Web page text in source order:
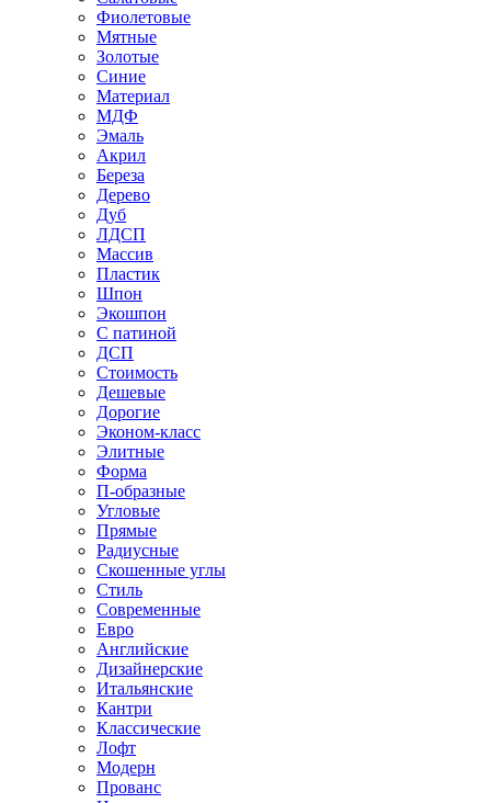
Фиолетовые
Мятные
Золотые
Синие
Материал
МДФ
Эмаль
Акрил
Береза
Дерево
Дуб
ЛДСП
Массив
Пластик
Шпон
Экошпон
С патиной
ДСП
Стоимость
Дешевые
Дорогие
Эконом-класс
Элитные
Форма
П-образные
Угловые
Прямые
Радиусные
Скошенные углы
Стиль
Современные
Евро
Английские
Дизайнерские
Итальянские
Кантри
Классические
Лофт
Модерн
Прованс